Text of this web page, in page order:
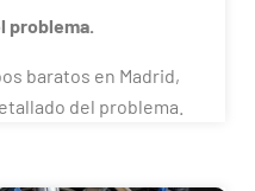
problema.
baratos en Madrid,
del problema.